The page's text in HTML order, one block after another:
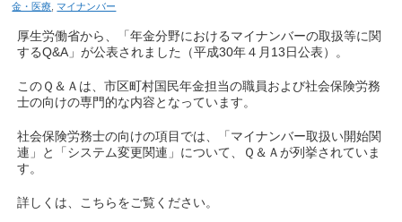
金・医療 マイナンバー
厚生労働省から、「年金分野におけるマイナンバーの取扱等に関
するQ&A」が公表されました（平成30年４月13日公表）。
このＱ＆Ａは、市区町村国民年金担当の職員および社会保険労務
士の向けの専門的な内容となっています。
社会保険労務士の向けの項目では、「マイナンバー取扱い開始関
連」と「システム変更関連」について、Ｑ＆Ａが列挙されていま
す。
詳しくは、こちらをご覧ください。